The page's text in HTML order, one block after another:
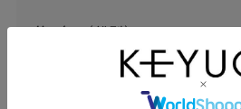
この会員規約（以下「本規約」と
式会社ケユカ事業部（以下「弊社
する一連のサービスに関し、弊社